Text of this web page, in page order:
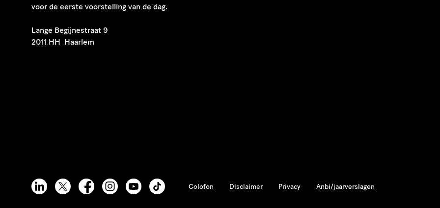
voor de eerste voorstelling van de dag.
​Lange Begijnestraat 9
2011 HH Haarlem
Colofon Disclaimer Privacy Anbi/jaarverslagen